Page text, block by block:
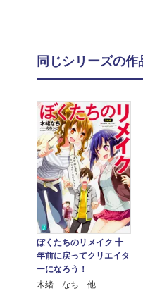
同じシリーズの作
ぼくたちのリメイク 十
年前に戻ってクリエイタ
ーになろう！
木緒 なち 他